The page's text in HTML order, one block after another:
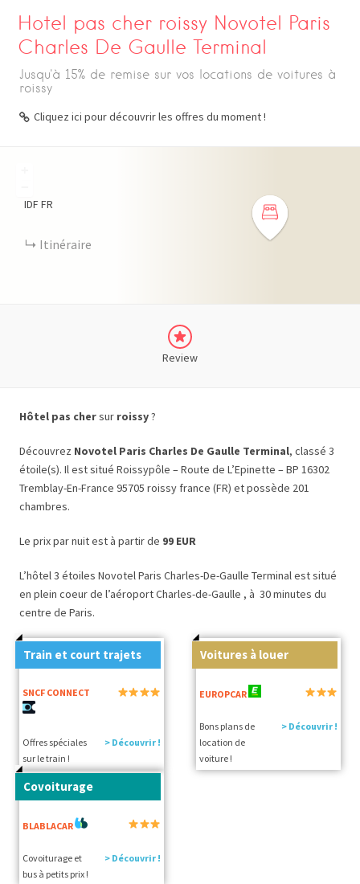
Hotel pas cher roissy Novotel Paris
Charles De Gaulle Terminal
Jusqu'à 15% de remise sur vos locations de voitures à
roissy
Cliquez ici pour découvrir les offres du moment !
IDF FR
Itinéraire
Review
Hôtel pas chersur roissy?
Découvrez Novotel Paris Charles De Gaulle Terminal, classé 3
étoile(s). Il est situé Roissypôle – Route de L’Epinette – BP 16302
Tremblay-En-France 95705 roissy france (FR) et possède 201
chambres.
Le prix par nuit est à partir de 99 EUR
L’hôtel 3 étoiles Novotel Paris Charles-De-Gaulle Terminal est situé
en plein coeur de l’aéroport Charles-de-Gaulle , à 30 minutes du
centre de Paris.
Train et court trajets
SNCF CONNECT
Offres spéciales
sur le train !
> Découvrir !
Voitures à louer
EUROPCAR
Bons plans de
location de
voiture !
> Découvrir !
Covoiturage
BLABLACAR
Covoiturage et
bus à petits prix !
> Découvrir !